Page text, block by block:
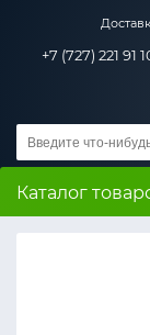
+7 (727) 221 91
Каталог